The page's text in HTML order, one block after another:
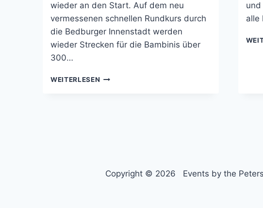
wieder an den Start. Auf dem neu
vermessenen schnellen Rundkurs durch
die Bedburger Innenstadt werden
wieder Strecken für die Bambinis über
300…
WEITERLESEN GVG
alle
Copyright © 2026 Events by the